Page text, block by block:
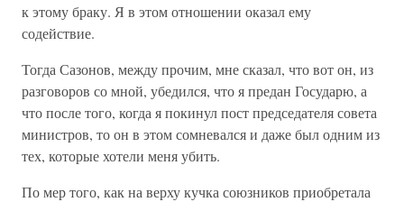
к этому браку. Я в этом отношении оказал ему
содействие.
Тогда Сазонов, между прочим, мне сказал, что вот он, из
разговоров со мной, убедился, что я предан Государю, а
что после того, когда я покинул пост председателя совета
министров, то он в этом сомневался и даже был одним из
тех, которые хотели меня убить.
По мер того, как на верху кучка союзников приобретала